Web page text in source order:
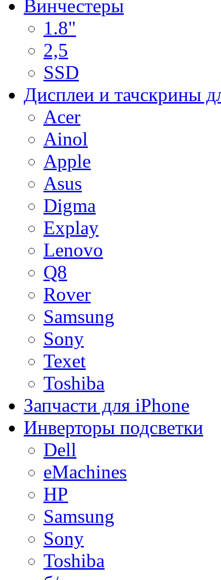
Винчестеры
1.8"
2,5
SSD
Дисплеи и тачскрины
Acer
Ainol
Apple
Asus
Digma
Explay
Lenovo
Q8
Rover
Samsung
Sony
Texet
Toshiba
Запчасти для iPhone
Инверторы подсветки
Dell
eMachines
HP
Samsung
Sony
Toshiba